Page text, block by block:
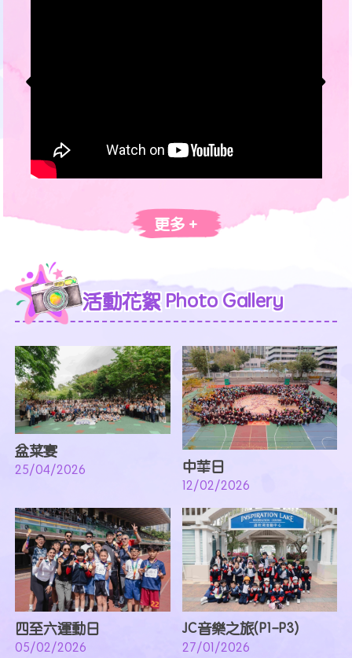
更多 +
活動花絮 Photo Gallery
盆菜宴
25/04/2026 中華日
12/02/2026
四至六運動日
05/02/2026
JC音樂之旅(P1-P3)
27/01/2026